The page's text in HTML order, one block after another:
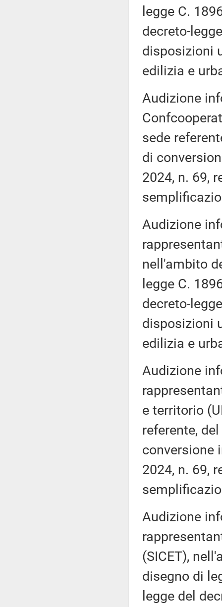
legge C.
decreto-
disposizioni
edilizia e
Audizione
sede
di
2024, n. 69,
Audizione
nell'ambito
legge C.
decreto-
disposizioni
edilizia e
Audizione
e territorio
referente,
conversione
2024, n. 69,
Audizione
(SICET),
disegno di
legge del